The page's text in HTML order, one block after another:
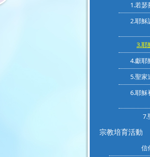
1.若瑟
2.耶穌
3.耶
4.獻耶
5.聖家
6.耶穌
7.
宗教培育活動
信